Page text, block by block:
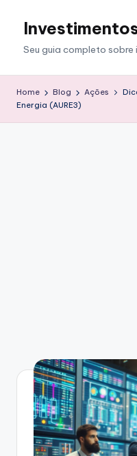
Seu guia completo sobre
Home Blog Ações
Energia (AURE3)